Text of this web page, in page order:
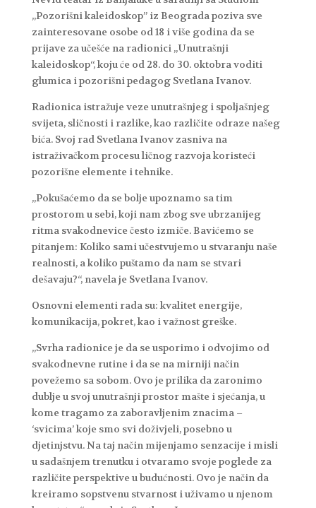
„Pozorišni kaleidoskop” iz Beograda poziva sve
zainteresovane osobe od 18 i više godina da se
prijave za učešće na radionici „Unutrašnji
kaleidoskop“, koju će od 28. do 30. oktobra voditi
glumica i pozorišni pedagog Svetlana Ivanov.
Radionica istražuje veze unutrašnjeg i spoljašnjeg
svijeta, sličnosti i razlike, kao različite odraze našeg
bića. Svoj rad Svetlana Ivanov zasniva na
istraživačkom procesu ličnog razvoja koristeći
pozorišne elemente i tehnike.
„Pokušaćemo da se bolje upoznamo sa tim
prostorom u sebi, koji nam zbog sve ubrzanijeg
ritma svakodnevice često izmiče. Bavićemo se
pitanjem: Koliko sami učestvujemo u stvaranju naše
realnosti, a koliko puštamo da nam se stvari
dešavaju?“, navela je Svetlana Ivanov.
Osnovni elementi rada su: kvalitet energije,
komunikacija, pokret, kao i važnost greške.
„Svrha radionice je da se usporimo i odvojimo od
svakodnevne rutine i da se na mirniji način
povežemo sa sobom. Ovo je prilika da zaronimo
dublje u svoj unutrašnji prostor mašte i sjećanja, u
kome tragamo za zaboravljenim znacima –
‘svicima’ koje smo svi doživjeli, posebno u
djetinjstvu. Na taj način mijenjamo senzacije i misli
u sadašnjem trenutku i otvaramo svoje poglede za
različite perspektive u budućnosti. Ovo je način da
kreiramo sopstvenu stvarnost i uživamo u njenom